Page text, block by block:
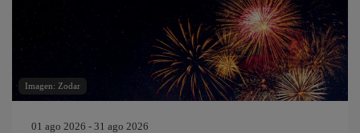
Imagen: Zodar
01 ago 2026 - 31 ago 2026